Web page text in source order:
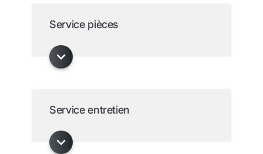
Service pièces
Service entretien